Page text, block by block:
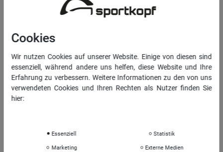
Daten­schutz­erklärung
AGB
Impressum
INFORMATIONEN
Sportkopf Hamburg
Rücksendungen FAQ
Cookies
Wir nutzen Cookies auf unserer Website. Einige von diesen sind
essenziell, während andere uns helfen, diese Website und Ihre
Erfahrung zu verbessern. Weitere Informationen zu den von uns
verwendeten Cookies und Ihren Rechten als Nutzer finden Sie
hier:
Essenziell Statistik
Marketing Externe Medien